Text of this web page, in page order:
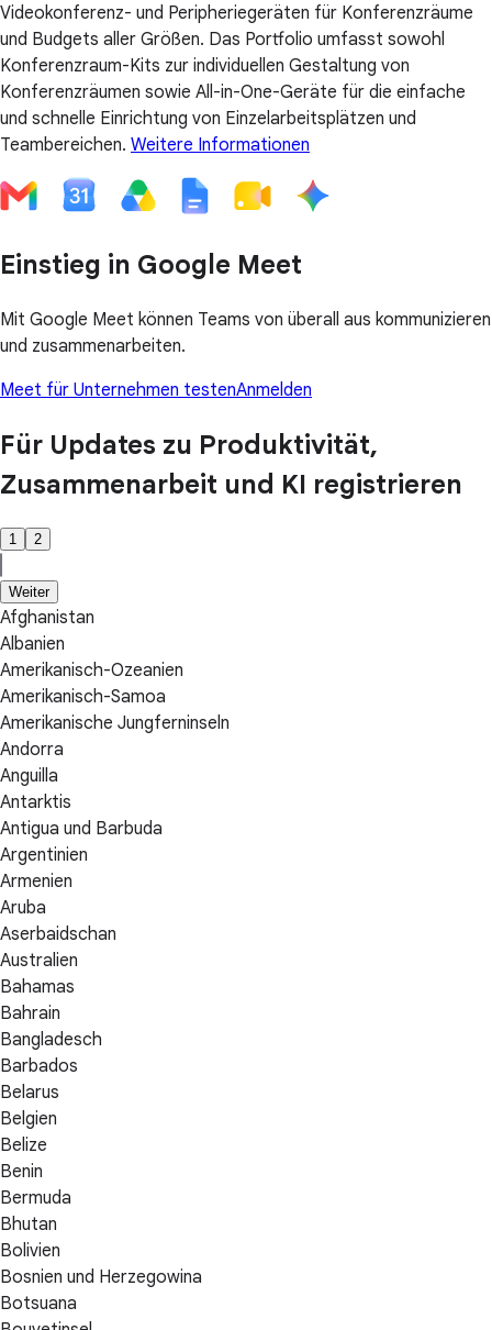
Videokonferenz- und Peripheriegeräten für Konferenzräume
und Budgets aller Größen. Das Portfolio umfasst sowohl
Konferenzraum-Kits zur individuellen Gestaltung von
Konferenzräumen sowie All-in-One-Geräte für die einfache
und schnelle Einrichtung von Einzelarbeitsplätzen und
Teambereichen. Weitere Informationen
Einstieg in Google Meet
Mit Google Meet können Teams von überall aus kommunizieren
und zusammenarbeiten.
Meet für Unternehmen testenAnmelden
Für Updates zu Produktivität,
Zusammenarbeit und KI registrieren
1 2
Weiter
Afghanistan
Albanien
Amerikanisch-Ozeanien
Amerikanisch-Samoa
Amerikanische Jungferninseln
Andorra
Anguilla
Antarktis
Antigua und Barbuda
Argentinien
Armenien
Aruba
Aserbaidschan
Australien
Bahamas
Bahrain
Bangladesch
Barbados
Belarus
Belgien
Belize
Benin
Bermuda
Bhutan
Bolivien
Bosnien und Herzegowina
Botsuana